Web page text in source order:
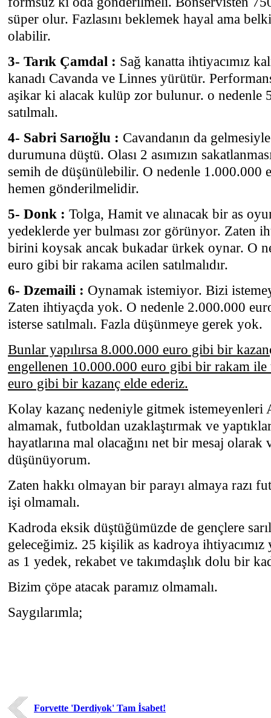
süper olur. Fazlasını beklemek hayal ama
olabilir.
3- Tarık Çamdal : Sağ kanatta ihtiyacımız
kanadı Cavanda ve Linnes yürütür.
aşikar ki alacak kulüp zor bulunur. o nedenle
satılmalı.
4- Sabri Sarıoğlu : Cavandanın da
durumuna düştü. Olası 2 asımızın
semih de düşünülebilir. O nedenle 1.000.000
hemen gönderilmelidir.
5- Donk : Tolga, Hamit ve alınacak bir as
yedeklerde yer bulması zor görünyor. Zaten
birini koysak ancak bukadar ürkek oynar. O
euro gibi bir rakama acilen satılmalıdır.
6- Dzemaili : Oynamak istemiyor. Bizi
Zaten ihtiyaçda yok. O nedenle 2.000.000
isterse satılmalı. Fazla düşünmeye gerek yok.
Bunlar yapılırsa 8.000.000 euro gibi bir
engellenen 10.000.000 euro gibi bir rakam
euro gibi bir kazanç elde ederiz.
Kolay kazanç nedeniyle gitmek istemeyenleri
almamak, futboldan uzaklaştırmak ve
hayatlarına mal olacağını net bir mesaj
düşünüyorum.
Zaten hakkı olmayan bir parayı almaya razı
işi olmamalı.
Kadroda eksik düştüğümüzde de gençlere
geleceğimiz. 25 kişilik as kadroya
as 1 yedek, rekabet ve takımdaşlık dolu bir
Bizim çöpe atacak paramız olmamalı.
Saygılarımla;
Forvette 'Derdiyok' Tam İsabet!